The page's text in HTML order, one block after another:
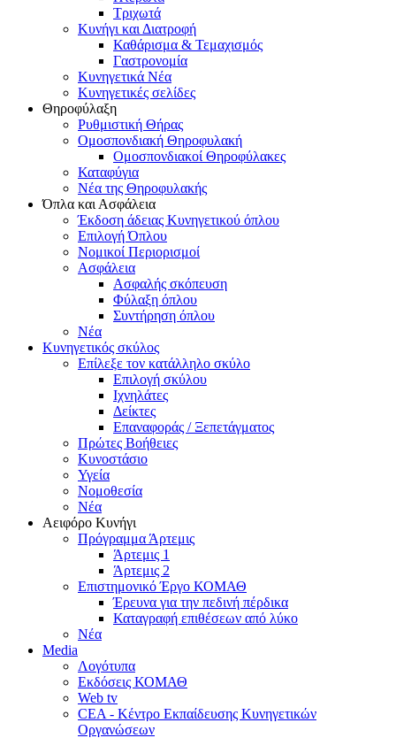
Τριχωτά
Κυνήγι και Διατροφή
Καθάρισμα & Τεμαχισμός
Γαστρονομία
Κυνηγετικά Νέα
Κυνηγετικές σελίδες
Θηροφύλαξη
Ρυθμιστική Θήρας
Ομοσπονδιακή Θηροφυλακή
Oμοσπονδιακοί Θηροφύλακες
Καταφύγια
Νέα της Θηροφυλακής
Όπλα και Ασφάλεια
Έκδοση άδειας Κυνηγετικού όπλου
Επιλογή Όπλου
Νομικοί Περιορισμοί
Ασφάλεια
Ασφαλής σκόπευση
Φύλαξη όπλου
Συντήρηση όπλου
Νέα
Κυνηγετικός σκύλος
Επίλεξε τον κατάλληλο σκύλο
Επιλογή σκύλου
Ιχνηλάτες
Δείκτες
Επαναφοράς / Ξεπετάγματος
Πρώτες Βοήθειες
Κυνοστάσιο
Υγεία
Νομοθεσία
Νέα
Αειφόρο Κυνήγι
Πρόγραμμα Άρτεμις
Άρτεμις 1
Άρτεμις 2
Επιστημονικό Έργο ΚΟΜΑΘ
Έρευνα για την πεδινή πέρδικα
Καταγραφή επιθέσεων από λύκο
Νέα
Media
Λογότυπα
Εκδόσεις ΚΟΜΑΘ
Web tv
CEA - Κέντρο Εκπαίδευσης Κυνηγετικών
Οργανώσεων